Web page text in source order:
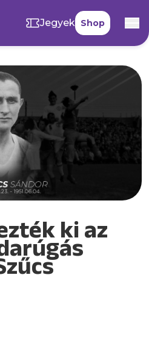
Jegyek Shop
ki az